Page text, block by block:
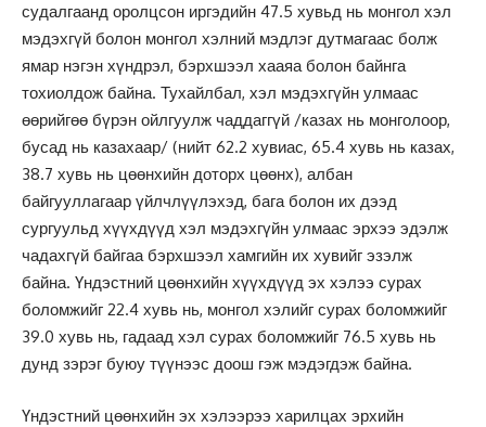
судалгаанд оролцсон иргэдийн 47.5 хувьд нь монгол хэл
мэдэхгүй болон монгол хэлний мэдлэг дутмагаас болж
ямар нэгэн хүндрэл, бэрхшээл хааяа болон байнга
тохиолдож байна. Тухайлбал, хэл мэдэхгүйн улмаас
өөрийгөө бүрэн ойлгуулж чаддаггүй /казах нь монголоор,
бусад нь казахаар/ (нийт 62.2 хувиас, 65.4 хувь нь казах,
38.7 хувь нь цөөнхийн доторх цөөнх), албан
байгууллагаар үйлчлүүлэхэд, бага болон их дээд
сургуульд хүүхдүүд хэл мэдэхгүйн улмаас эрхээ эдэлж
чадахгүй байгаа бэрхшээл хамгийн их хувийг эзэлж
байна. Үндэстний цөөнхийн хүүхдүүд эх хэлээ сурах
боломжийг 22.4 хувь нь, монгол хэлийг сурах боломжийг
39.0 хувь нь, гадаад хэл сурах боломжийг 76.5 хувь нь
дунд зэрэг буюу түүнээс доош гэж мэдэгдэж байна.
Үндэстний цөөнхийн эх хэлээрээ харилцах эрхийн